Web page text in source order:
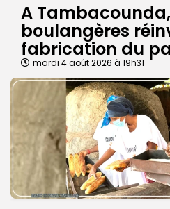
A
boulangères
fabrication du
mardi 4 août 2026 à 19h31